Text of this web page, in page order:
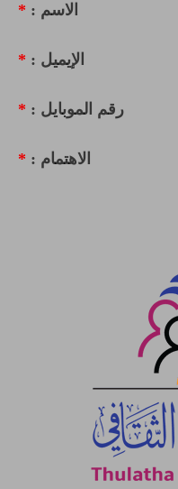
الاسم : *
الإيميل : *
رقم الموبايل : *
الاهتمام : *